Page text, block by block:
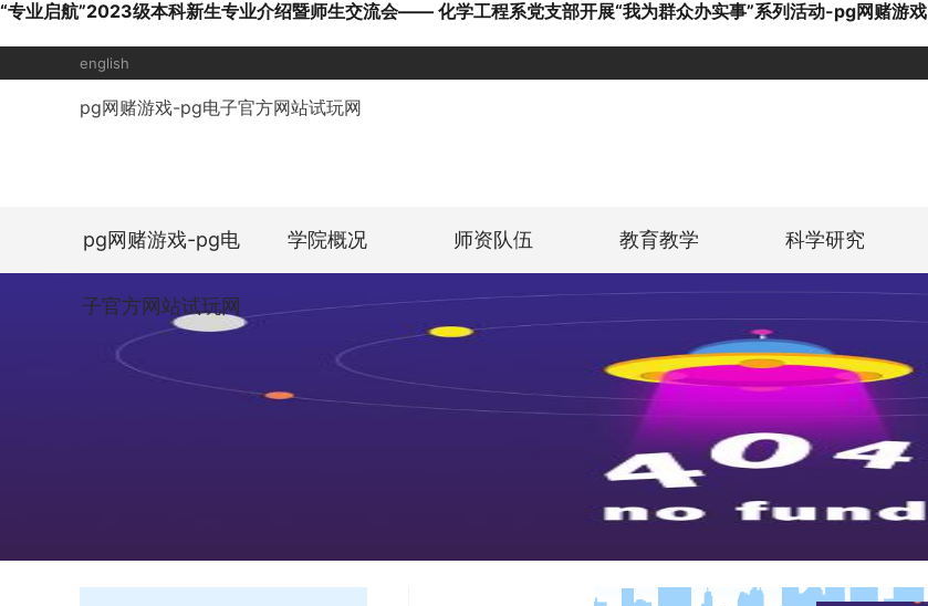
“专业启航”2023级本科新生专业介绍暨师生交流会—— 化学工程系党支部开展“我为群众办实事”系列活动-pg网赌游戏
english
pg网赌游戏-pg电子官方网站试玩网
pg网赌游戏-pg电
子官方网站试玩网
学院概况 师资队伍 教育教学 科学研究